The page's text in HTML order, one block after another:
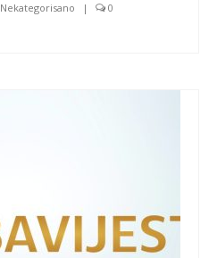
Nekategorisano | 0